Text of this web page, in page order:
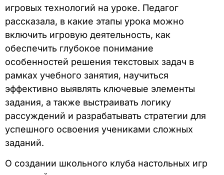
игровых технологий на уроке. Педагог
рассказала, в какие этапы урока можно
включить игровую деятельность, как
обеспечить глубокое понимание
особенностей решения текстовых задач в
рамках учебного занятия, научиться
эффективно выявлять ключевые элементы
задания, а также выстраивать логику
рассуждений и разрабатывать стратегии для
успешного освоения учениками сложных
заданий.
О создании школьного клуба настольных игр